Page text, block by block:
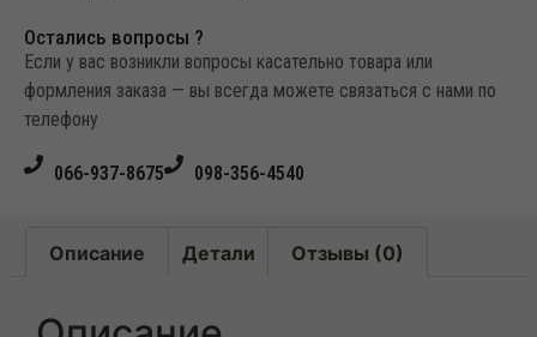
Остались вопросы ?
Если у вас возникли вопросы касательно товара или
формления заказа — вы всегда можете связаться с нами по
телефону
066-937-8675 098-356-4540
Описание Детали Отзывы (0)